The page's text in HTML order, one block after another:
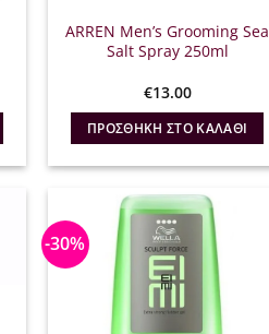
ARREN Men’s Grooming Sea
Salt Spray 250ml
€13.00
ΠΡΟΣΘΉΚΗ ΣΤΟ ΚΑΛΆΘΙ
-30%